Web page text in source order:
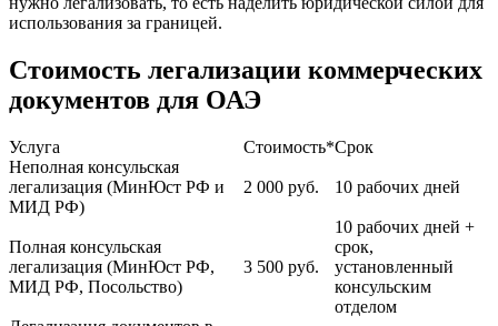
использования за границей.
Стоимость легализации коммерческих
документов для ОАЭ
Услуга Стоимость*Срок
Неполная консульская
легализация (МинЮст РФ и
МИД РФ)
2 000 руб. 10 рабочих дней
Полная консульская
легализация (МинЮст РФ,
МИД РФ, Посольство)
3 500 руб.
10 рабочих дней +
срок,
установленный
консульским
отделом